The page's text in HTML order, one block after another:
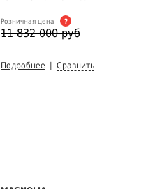
Розничная цена ?
11 832 000 руб
Подробнее Сравнить